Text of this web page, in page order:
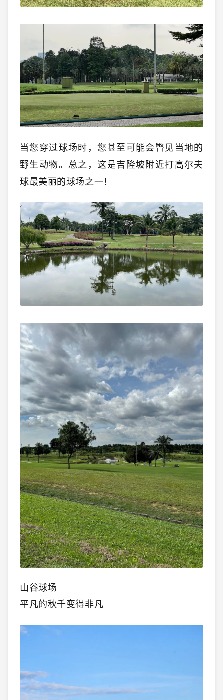
当您穿过球场时，您甚至可能会瞥见当地的
野生动物。总之，这是吉隆坡附近打高尔夫
球最美丽的球场之一！
山谷球场
平凡的秋千变得非凡